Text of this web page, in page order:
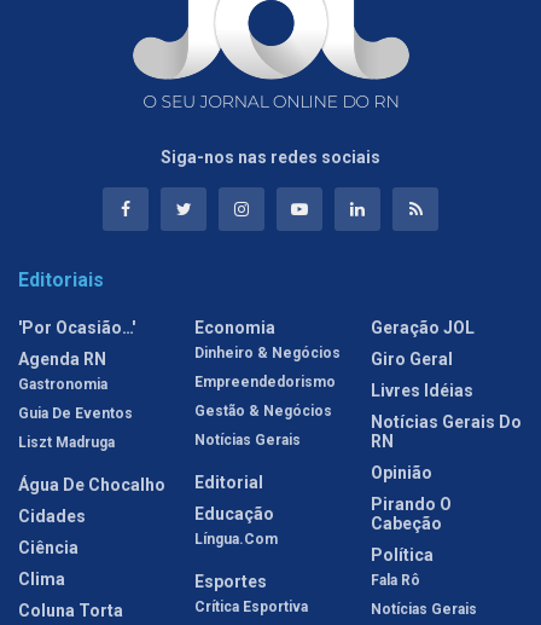
Siga-nos nas redes sociais
Editoriais
'Por Ocasião…'
Agenda RN
Gastronomia
Guia De Eventos
Liszt Madruga
Água De Chocalho
Cidades
Ciência
Clima
Coluna Torta
Economia
Dinheiro & Negócios
Empreendedorismo
Gestão & Negócios
Notícias Gerais
Editorial
Educação
Língua.com
Esportes
Crítica Esportiva
Geração JOL
Giro Geral
Livres Idéias
Notícias Gerais Do
RN
Opinião
Pirando O
Cabeção
Política
Fala Rô
Notícias Gerais